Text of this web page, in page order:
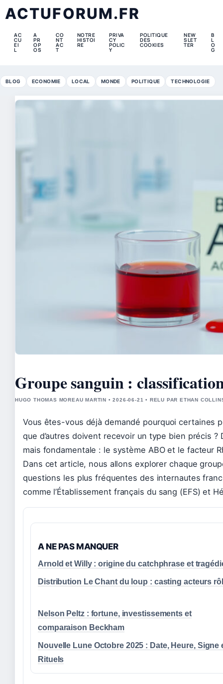
ACTUFORUM.FR
AC
CU
EI
L
A
PR
OP
OS
CO
NT
AC
T
NOTRE
HISTOI
RE
PRIVA
CY
POLIC
Y
POLITIQUE
DES
COOKIES
NEW
SLET
TER
B
L
O
G
BLOG ECONOMIE LOCAL MONDE POLITIQUE TECHNOLOGIE
Groupe sanguin :
HUGO THOMAS MOREAU MARTIN • 2026-06-21 • RELU PAR ETHAN
Vous êtes-vous déjà demandé pourquoi certaines
que d’autres doivent recevoir un type bien précis
mais fondamentale : le système ABO et le facteur
Dans cet article, nous allons explorer chaque
questions les plus fréquentes des internautes
comme l’Établissement français du sang (EFS) et
A NE PAS MANQUER
Arnold et Willy : origine du catchphrase et
Distribution Le Chant du loup : casting acteurs
Nelson Peltz : fortune, investissements et
comparaison Beckham
Nouvelle Lune Octobre 2025 : Date, Heure, Signe
Rituels